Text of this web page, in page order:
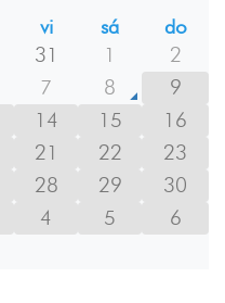
vi sá
do
31 1
2
7 8
9
14 15
16
21 22
23
28 29
30
4 5 6